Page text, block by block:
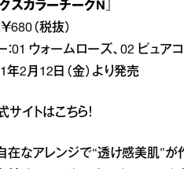
クスカラーチークN』
680（税抜）
：01 ウォームローズ、02 ピュア
年2月12日（金）より発売
サイトはこちら ！
在なアレンジで“透け感美肌”が